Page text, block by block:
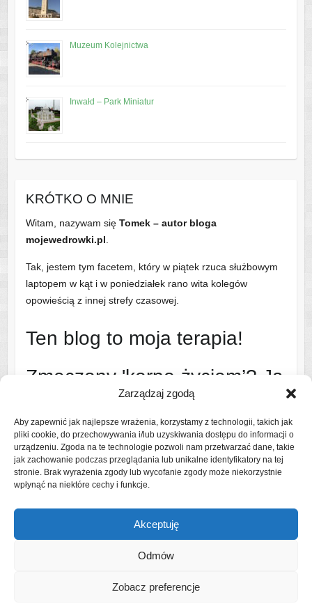
Zarządzaj zgodą
Aby zapewnić jak najlepsze wrażenia, korzystamy z technologii, takich jak
pliki cookie, do przechowywania i/lub uzyskiwania dostępu do informacji o
urządzeniu. Zgoda na te technologie pozwoli nam przetwarzać dane, takie
jak zachowanie podczas przeglądania lub unikalne identyfikatory na tej
stronie. Brak wyrażenia zgody lub wycofanie zgody może niekorzystnie
wpłynąć na niektóre cechy i funkcje.
Akceptuję
Odmów
Zobacz preferencje
Muzeum Kolejnictwa
Inwałd – Park Miniatur
KRÓTKO O MNIE
Witam, nazywam się Tomek – autor bloga
mojewedrowki.pl
Tak, jestem tym facetem, który w piątek rzuca służbowym
laptopem w kąt i w poniedziałek rano wita kolegów
opowieścią z innej strefy czasowej.
Ten blog to moja terapia!
Zmęczony 'korpo-życiem’? Ja
też!
Dlatego ruszam na szlak i w świat – najczęściej z bandą
uroczych, ale wymagających współtowarzyszy podróży
(czytaj: rodziną).